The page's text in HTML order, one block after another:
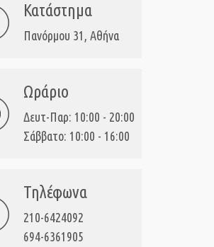
Κατάστημα
Πανόρμου 31, Αθήνα
Ωράριο
Δευτ-Παρ: 10:00 - 20:00
Σάββατο: 10:00 - 16:00
Τηλέφωνα
210-6424092
694-6361905